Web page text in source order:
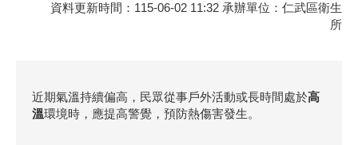
資料更新時間：115-06-02 11:32 承辦單位：仁武區衛生
所
近期氣溫持續偏高，民眾從事戶外活動或長時間處於高
溫環境時，應提高警覺，預防熱傷害發生。